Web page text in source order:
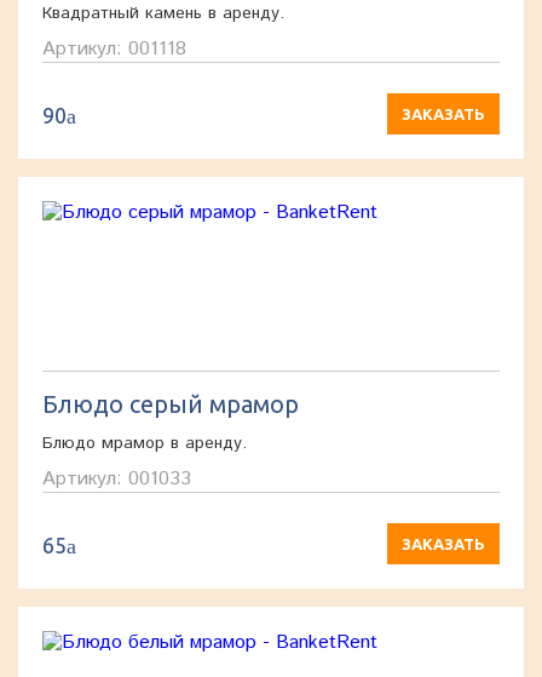
Квадратный камень в аренду.
Артикул: 001118
90a ЗАКАЗАТЬ
Блюдо серый мрамор
Блюдо мрамор в аренду.
Артикул: 001033
65a ЗАКАЗАТЬ